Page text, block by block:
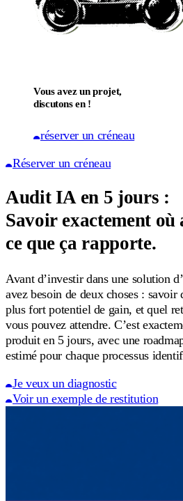
Vous avez un projet,
discutons en !
réserver un créneau
Réserver un créneau
Audit IA en 5 jours :
Savoir exactement
ce que ça rapporte.
Avant d’investir dans une solution
avez besoin de deux choses : savoir
plus fort potentiel de gain, et quel
vous pouvez attendre. C’est
produit en 5 jours, avec une
estimé pour chaque processus
Je veux un diagnostic
Voir un exemple de restitution